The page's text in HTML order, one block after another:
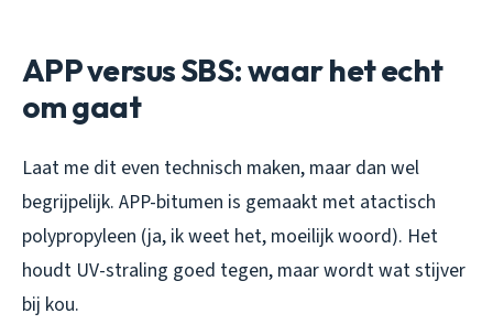
APP versus SBS: waar het echt
om gaat
Laat me dit even technisch maken, maar dan wel
begrijpelijk. APP-bitumen is gemaakt met atactisch
polypropyleen (ja, ik weet het, moeilijk woord). Het
houdt UV-straling goed tegen, maar wordt wat stijver
bij kou.